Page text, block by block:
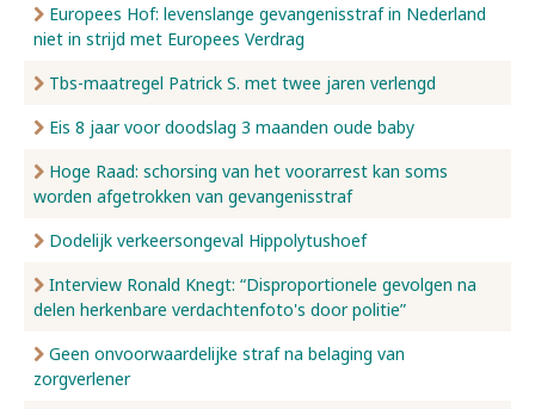
Europees Hof: levenslange gevangenisstraf in Nederland
niet in strijd met Europees Verdrag
Tbs-maatregel Patrick S. met twee jaren verlengd
Eis 8 jaar voor doodslag 3 maanden oude baby
Hoge Raad: schorsing van het voorarrest kan soms
worden afgetrokken van gevangenisstraf
Dodelijk verkeersongeval Hippolytushoef
Interview Ronald Knegt: “Disproportionele gevolgen na
delen herkenbare verdachtenfoto's door politie”
Geen onvoorwaardelijke straf na belaging van
zorgverlener